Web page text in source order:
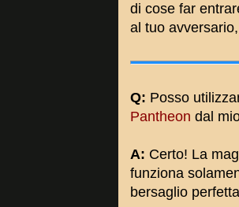
di cose far
al tuo
Q: Posso
Pantheon dal
A: Certo! La
funziona
bersaglio